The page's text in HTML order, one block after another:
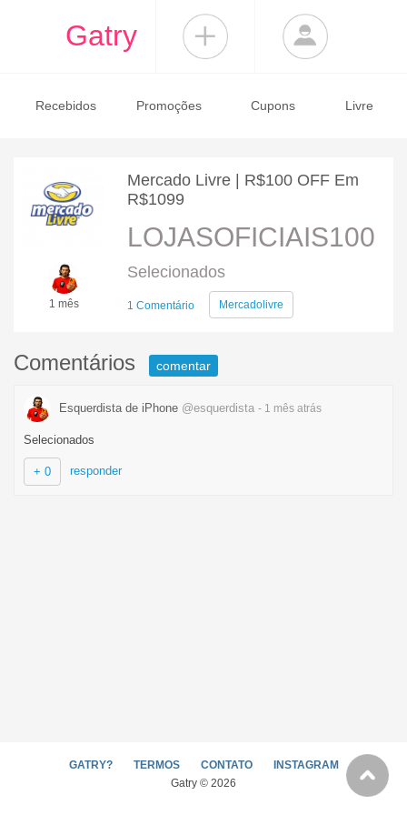
Gatry
Recebidos Promoções Cupons Livre
1 mês
Mercado Livre | R$100 OFF Em
R$1099
LOJASOFICIAIS100
Selecionados
1 Comentário Mercadolivre
Comentários comentar
Esquerdista de iPhone @esquerdista - 1 mês atrás
Selecionados
+ 0 responder
GATRY? TERMOS CONTATO
INSTAGRAM
Gatry © 2026